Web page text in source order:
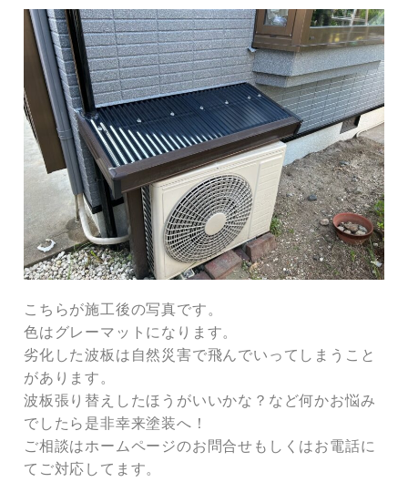
こちらが施工後の写真です。
色はグレーマットになります。
劣化した波板は自然災害で飛んでいってしまうこと
があります。
波板張り替えしたほうがいいかな？など何かお悩み
でしたら是非幸来塗装へ！
ご相談はホームページのお問合せもしくはお電話に
てご対応してます。